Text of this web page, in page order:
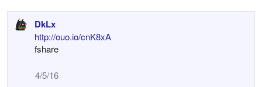
DkLx
http://ouo.io/cnK8xA
fshare
4/5/16